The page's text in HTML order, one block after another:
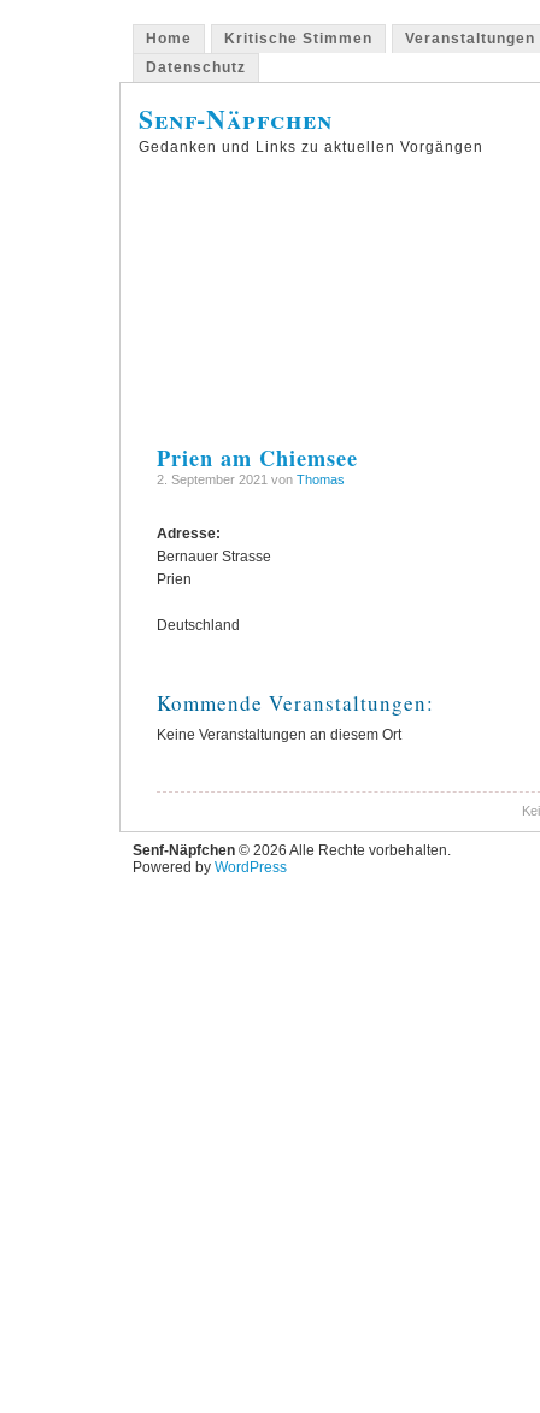
Home Kritische Stimmen
Veranstaltungen
Datenschutz
Senf-Näpfchen
Gedanken und Links zu aktuellen Vorgängen
Prien am Chiemsee
2. September 2021 von Thomas
Adresse:
Bernauer Strasse
Prien
Deutschland
Kommende Veranstaltungen:
Keine Veranstaltungen an diesem Ort
Senf-Näpfchen © 2026 Alle Rechte vorbehalten.
Powered by WordPress